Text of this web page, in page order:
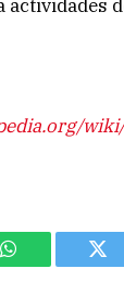
actividades
WhatsApp